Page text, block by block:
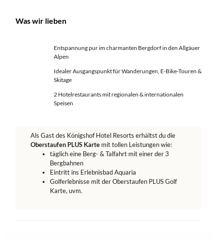
Was wir lieben
Entspannung pur im charmanten Bergdorf in den Allgäuer
Alpen
Idealer Ausgangspunkt für Wanderungen, E-Bike-Touren &
Skitage
2 Hotelrestaurants mit regionalen & internationalen
Speisen
Als Gast des Königshof Hotel Resorts erhältst du die
Oberstaufen PLUS Karte mit tollen Leistungen wie:
täglich eine Berg- & Talfahrt mit einer der 3
Bergbahnen
Eintritt ins Erlebnisbad Aquaria
Golferlebnisse mit der Oberstaufen PLUS Golf
Karte, uvm.